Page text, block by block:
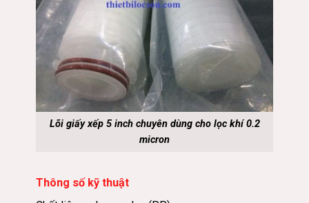
Lõi giấy xếp 5 inch chuyên dùng cho lọc khí 0.2
micron
Thông số kỹ thuật